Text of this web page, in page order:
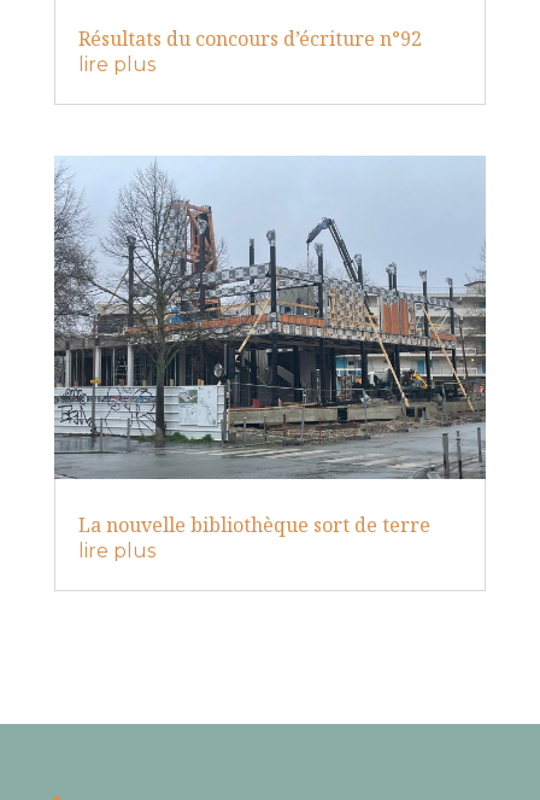
Résultats du concours d’écriture n°92
lire plus
La nouvelle bibliothèque sort de terre
lire plus